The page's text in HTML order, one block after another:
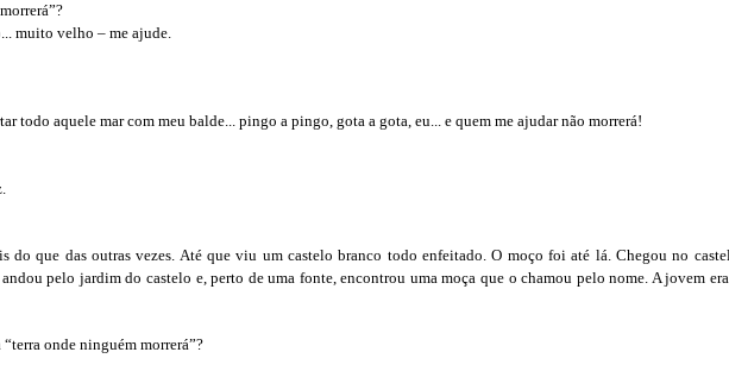
muito velho – me ajude.
todo aquele mar com meu balde... pingo a pingo, gota a gota, eu... e quem me ajudar não morrerá!
do que das outras vezes. Até que viu um castelo branco todo enfeitado. O moço foi até lá. Chegou no
pelo jardim do castelo e, perto de uma fonte, encontrou uma moça que o chamou pelo nome. A jovem
onde ninguém morrerá”?